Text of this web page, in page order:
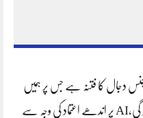
دجال کا فتنہ ہے جس پر ہمیں
فتح حاصل ہو گی،AI پر اندھے اعتماد کی وجہ سے